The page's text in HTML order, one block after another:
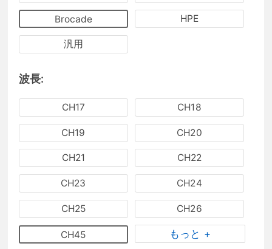
Brocade HPE
汎用
波長:
CH17 CH18
CH19 CH20
CH21 CH22
CH23 CH24
CH25 CH26
CH45 もっと +